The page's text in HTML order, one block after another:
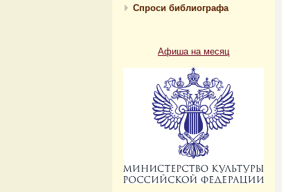
Спроси библиографа
Афиша на месяц